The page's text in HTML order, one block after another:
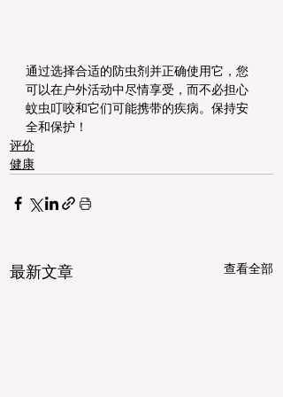
通过选择合适的防虫剂并正确使用它，您
可以在户外活动中尽情享受，而不必担心
蚊虫叮咬和它们可能携带的疾病。保持安
全和保护！
评价
健康
最新文章 查看全部